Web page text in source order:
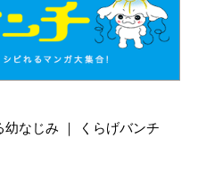
幼なじみ ｜ くらげバンチ